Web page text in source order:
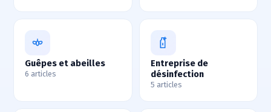
Guêpes et abeilles
6 articles
Entreprise de
désinfection
5 articles